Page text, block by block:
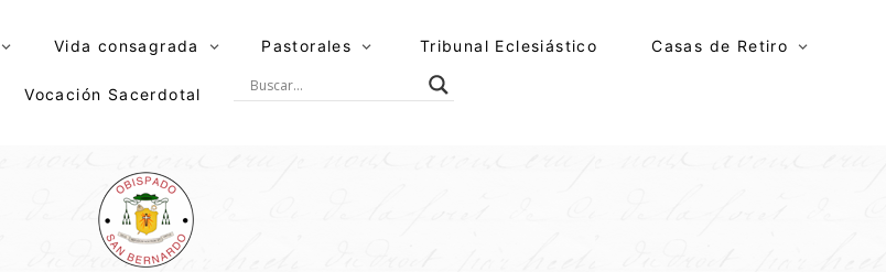
Vida consagrada Pastorales Tribunal Eclesiástico Casas de Retiro
Vocación Sacerdotal